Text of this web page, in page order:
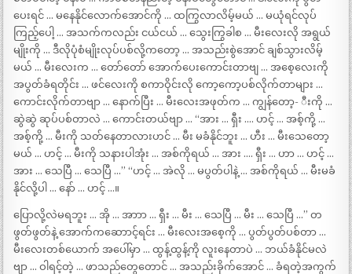
ပေးရင် … မနေနိုင်လောက်အောင်ကို … ထကြွလာလိမ့်မယ် … မယုံရင်လုပ်
ကြည့်ပေါ့ … အသက်ကလည်း ငယ်ငယ် … သွေးကြွခါစ … မီးလေးလို အရွယ်
မျိုးကို … ဒီလိုပုံစံမျိုးလုပ်ပစ်လို့ကတော့ … အသည်းစွဲအောင် ချစ်သွားလိမ့်
မယ် … မီးလေးက … တော်တော် အောက်ပေးကောင်းတာဗျ … အစေ့လေးကို
အပွတ်ခံရတိုင်း … ဖင်လေးကို စကာဝိုင်းလို ကော့ကော့ပစ်လိုက်တာများ …
ကောင်းလိုက်တာဗျာ … နောက်ပြီး … မီးလေးအဖုတ်က … ကျွန်တော့- ီးကို …
ဆွဲဆွဲ ဆုပ်ပစ်တာလဲ … ကောင်းတယ်ဗျာ … “အား … ရှီး …. ဟင့် … အစ့်ကို့ …
အစ့်ကို့ … မီးကို သတ်နေတာလားဟင် … မီး မခံနိုင်ဘူး … ဟီး … မီးသေတော့
မယ် … ဟင့် … မီးကို သနားပါအုံး … အစ်ကိုရယ် … အား …. ရှီး … ဟာ … ဟင့် …
အား … သေပြီ … သေပြီ …” “ဟင့် … အဲလို … မပွတ်ပါနဲ့ … အစ်ကိုရယ် … မီးမခံ
နိုင်လို့ပါ … နော် … ဟင့် …။
ပြောလို့လဲမရဘူး … အို … အာာာ … ရှီး … မီး … သေပြီ … မီး … သေပြီ …” တ
ဖွတ်ဖွတ်နဲ့ အောက်ကဆောာင့်ရင်း … မီးလေးအစေ့ကို … ပွတ်ပွတ်ပစ်တာ …
မီးလေးတစ်ယောက် အပေါ်မှာ … ထွန့်ထွန့်ကို လူးနေတာပဲ … ဘယ်ခံနိုင်မလဲ
ဗျာ … ဝါရင့်တဲ့ … ဖာသည်တွေတောင် … အသည်းခိုက်အောင် … ခံရတဲ့အကွက်